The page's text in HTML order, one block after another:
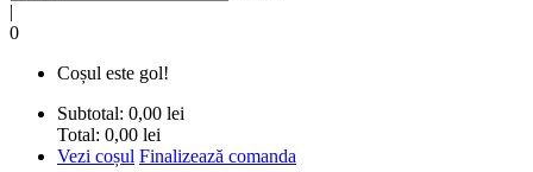
|
0
Coșul este gol!
Subtotal: 0,00 lei
Total: 0,00 lei
Vezi coșul Finalizează comanda